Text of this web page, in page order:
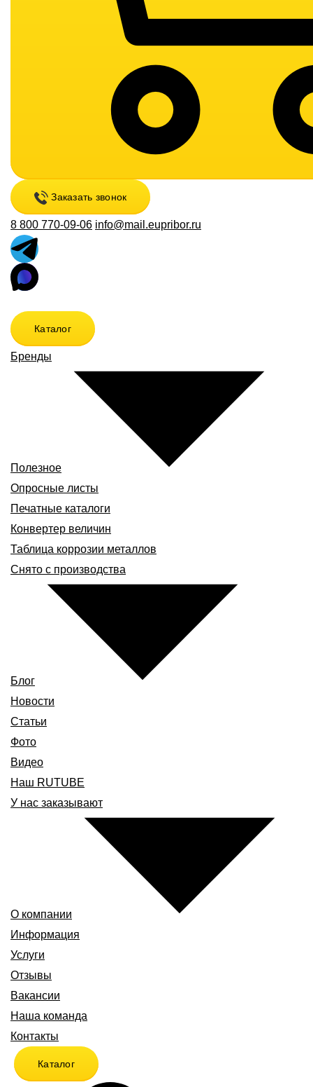
Заказать звонок
8 800 770-09-06 info@mail.eupribor.ru
Каталог
Бренды
Полезное
Опросные листы
Печатные каталоги
Конвертер величин
Таблица коррозии металлов
Снято с производства
Блог
Новости
Статьи
Фото
Видео
Наш RUTUBE
У нас заказывают
О компании
Информация
Услуги
Отзывы
Вакансии
Наша команда
Контакты
Каталог